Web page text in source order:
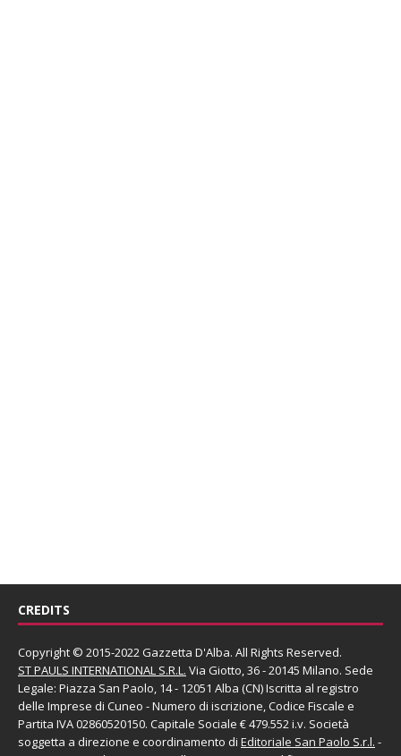
CREDITS
Copyright © 2015-2022 Gazzetta D'Alba. All Rights Reserved.
ST PAULS INTERNATIONAL S.R.L. Via Giotto, 36 - 20145 Milano. Sede
Legale: Piazza San Paolo, 14 - 12051 Alba (CN) Iscritta al registro
delle Imprese di Cuneo - Numero di iscrizione, Codice Fiscale e
Partita IVA 02860520150. Capitale Sociale € 479.552 i.v. Società
soggetta a direzione e coordinamento di Editoriale San Paolo S.r.l. -